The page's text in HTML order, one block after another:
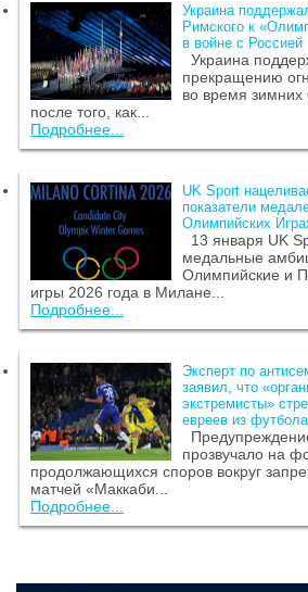
Украина
Римского к
в войне с Россией
Украина
прекращению
во время
после того, как...
Подробнее...
UK Sport
показатели
Олимпийских
13 января UK
медальные
Олимпийские и
игры 2026 года в Милане...
Подробнее...
Эксперт по
заявил, что
экстремисты»
евреев из футбола
прозвучало на
продолжающихся споров вокруг
матчей «Маккаби...
Подробнее...